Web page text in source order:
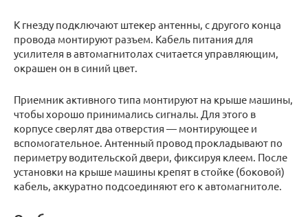
К гнезду подключают штекер антенны, с другого конца
провода монтируют разъем. Кабель питания для
усилителя в автомагнитолах считается управляющим,
окрашен он в синий цвет.
Приемник активного типа монтируют на крыше машины,
чтобы хорошо принимались сигналы. Для этого в
корпусе сверлят два отверстия — монтирующее и
вспомогательное. Антенный провод прокладывают по
периметру водительской двери, фиксируя клеем. После
установки на крыше машины крепят в стойке (боковой)
кабель, аккуратно подсоединяют его к автомагнитоле.